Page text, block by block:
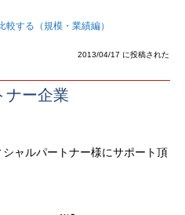
較する（規模・業績編）
2013/04/17 に投稿された
ナー企業
ャルパートナー様にサポート頂